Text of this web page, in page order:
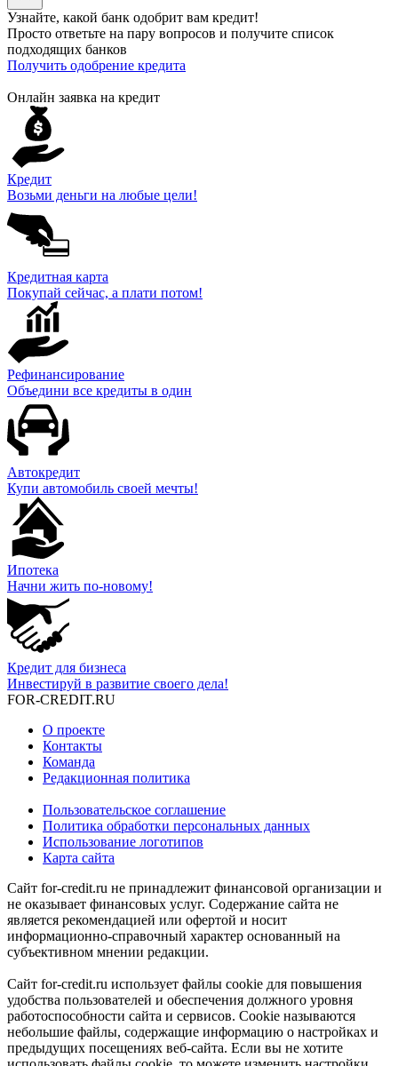
Узнайте, какой банк одобрит вам кредит!
Просто ответьте на пару вопросов и получите список
подходящих банков
Получить одобрение кредита
Онлайн заявка на кредит
Кредит
Возьми деньги на любые цели!
Кредитная карта
Покупай сейчас, а плати потом!
Рефинансирование
Объедини все кредиты в один
Автокредит
Купи автомобиль своей мечты!
Ипотека
Начни жить по-новому!
Кредит для бизнеса
Инвестируй в развитие своего дела!
FOR-CREDIT.RU
О проекте
Контакты
Команда
Редакционная политика
Пользовательское соглашение
Политика обработки персональных данных
Использование логотипов
Карта сайта
Сайт for-credit.ru не принадлежит финансовой организации и
не оказывает финансовых услуг. Содержание сайта не
является рекомендацией или офертой и носит
информационно-справочный характер основанный на
субъективном мнении редакции.
Сайт for-credit.ru использует файлы cookie для повышения
удобства пользователей и обеспечения должного уровня
работоспособности сайта и сервисов. Cookie называются
небольшие файлы, содержащие информацию о настройках и
предыдущих посещениях веб-сайта. Если вы не хотите